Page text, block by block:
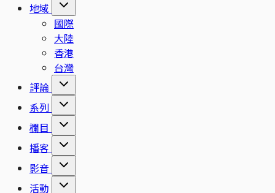
地域
國際
大陸
香港
台灣
評論
系列
欄目
播客
影音
活動